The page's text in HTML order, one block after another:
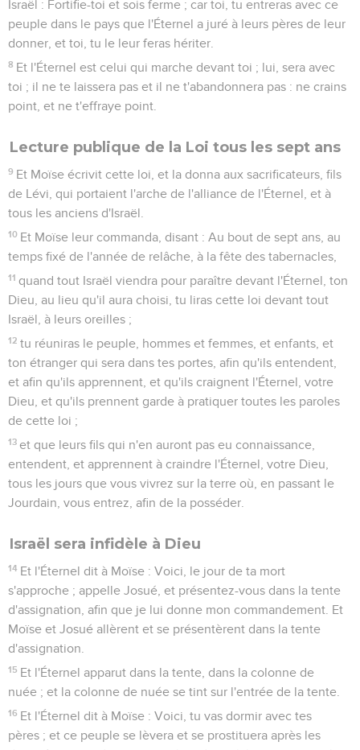
Israël : Fortifie-toi et sois ferme ; car toi, tu entreras avec ce
peuple dans le pays que l'Éternel a juré à leurs pères de leur
donner, et toi, tu le leur feras hériter.
8 Et l'Éternel est celui qui marche devant toi ; lui, sera avec
toi ; il ne te laissera pas et il ne t'abandonnera pas : ne crains
point, et ne t'effraye point.
Lecture publique de la Loi tous les sept ans
9 Et Moïse écrivit cette loi, et la donna aux sacrificateurs, fils
de Lévi, qui portaient l'arche de l'alliance de l'Éternel, et à
tous les anciens d'Israël.
10 Et Moïse leur commanda, disant : Au bout de sept ans, au
temps fixé de l'année de relâche, à la fête des tabernacles,
11 quand tout Israël viendra pour paraître devant l'Éternel, ton
Dieu, au lieu qu'il aura choisi, tu liras cette loi devant tout
Israël, à leurs oreilles ;
12 tu réuniras le peuple, hommes et femmes, et enfants, et
ton étranger qui sera dans tes portes, afin qu'ils entendent,
et afin qu'ils apprennent, et qu'ils craignent l'Éternel, votre
Dieu, et qu'ils prennent garde à pratiquer toutes les paroles
de cette loi ;
13 et que leurs fils qui n'en auront pas eu connaissance,
entendent, et apprennent à craindre l'Éternel, votre Dieu,
tous les jours que vous vivrez sur la terre où, en passant le
Jourdain, vous entrez, afin de la posséder.
Israël sera infidèle à Dieu
14 Et l'Éternel dit à Moïse : Voici, le jour de ta mort
s'approche ; appelle Josué, et présentez-vous dans la tente
d'assignation, afin que je lui donne mon commandement. Et
Moïse et Josué allèrent et se présentèrent dans la tente
d'assignation.
15 Et l'Éternel apparut dans la tente, dans la colonne de
nuée ; et la colonne de nuée se tint sur l'entrée de la tente.
16 Et l'Éternel dit à Moïse : Voici, tu vas dormir avec tes
pères ; et ce peuple se lèvera et se prostituera après les